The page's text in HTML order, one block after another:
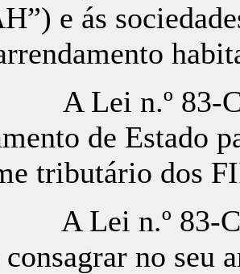
e ás
A Lei n.º 83-
de Estado
tributário dos
A Lei n.º 83-
no seu